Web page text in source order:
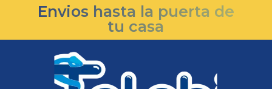
Envios hasta la puerta de
tu casa